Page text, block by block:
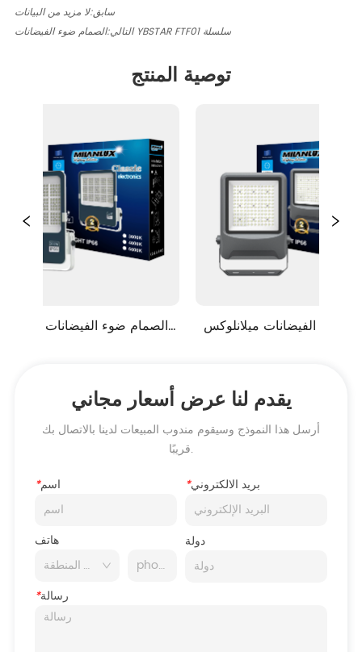
سابق:لا مزيد من البيانات
التالي:
الصمام ضوء الفيضانات YBSTAR FTF01 سلسلة
توصية المنتج
الصمام ضوء الفيضانات
الصمام ضوء الفيضانات ميلانلوكس
يقدم لنا عرض أسعار مجاني
أرسل هذا النموذج وسيقوم مندوب المبيعات لدينا بالاتصال بك
قريبًا.
*اسم *بريد الالكتروني
هاتف دولة
*رسالة